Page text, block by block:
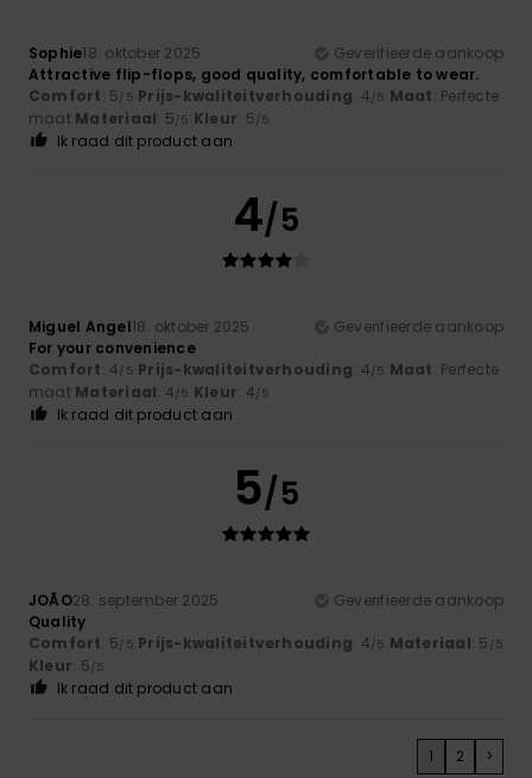
Sophie18. oktober 2025
Geverifieerde aankoop
Attractive flip-flops, good quality, comfortable to wear.
Comfort: 5/5 Prijs-kwaliteitverhouding: 4/5 Maat: Perfecte
maat Materiaal: 5/5 Kleur: 5/5
Ik raad dit product aan
4/5
Miguel Angel18. oktober 2025
Geverifieerde aankoop
For your convenience
Comfort: 4/5 Prijs-kwaliteitverhouding: 4/5 Maat: Perfecte
maat Materiaal: 4/5 Kleur: 4/5
Ik raad dit product aan
5/5
JOÃO28. september 2025
Geverifieerde aankoop
Quality
Comfort: 5/5 Prijs-kwaliteitverhouding: 4/5 Materiaal: 5 /5
Kleur: 5/5
Ik raad dit product aan
1 2 >